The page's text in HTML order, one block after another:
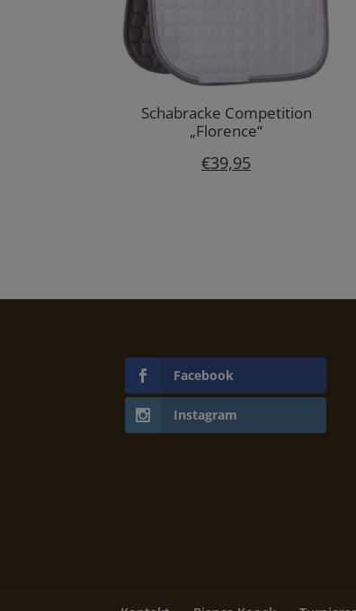
Schabracke Competition
„Florence“
€39,95
Facebook
Instagram